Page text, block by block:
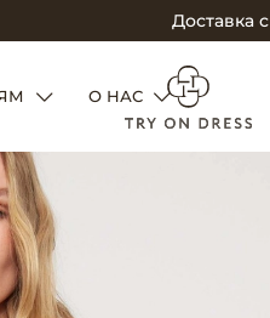
Доставка
О НАС